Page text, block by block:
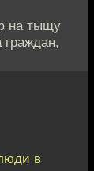
на тыщу
в